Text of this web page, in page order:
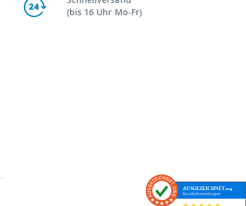
(bis 16 Uhr Mo-Fr)
AUSGEZEICHNET.org
Kundenbewertungen